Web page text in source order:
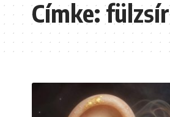
Címke:fülzsír